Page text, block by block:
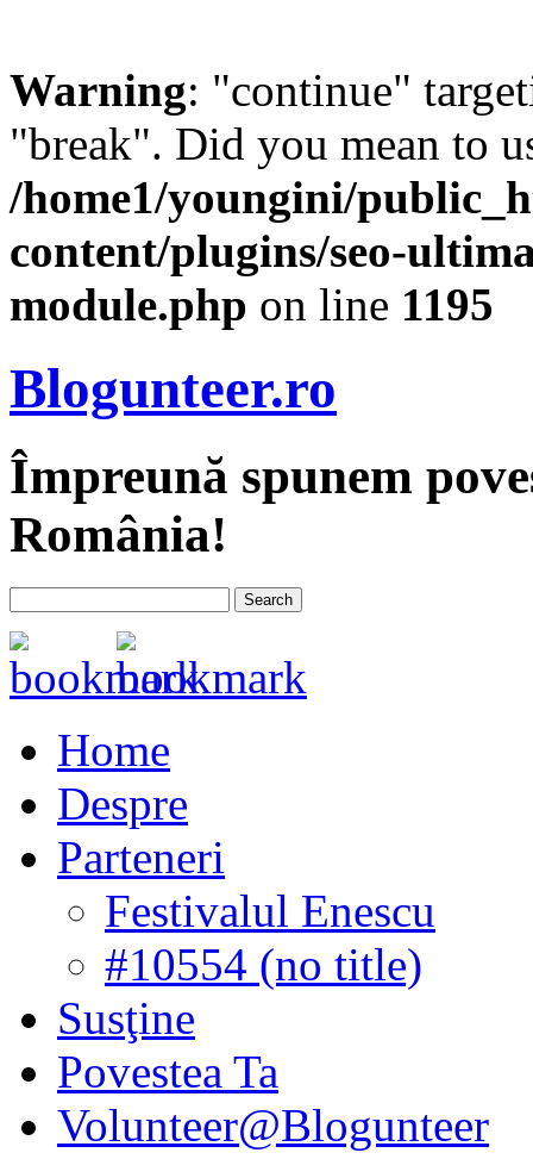
Warning: "continue"
"break". Did you mean to
/home1/youngini/
content/plugins/seo-
module.php on line 1195
Blogunteer.ro
Împreună spunem
România!
Home
Despre
Parteneri
Festivalul Enescu
#10554 (no title)
Susţine
Povestea Ta
Volunteer@Blogunteer